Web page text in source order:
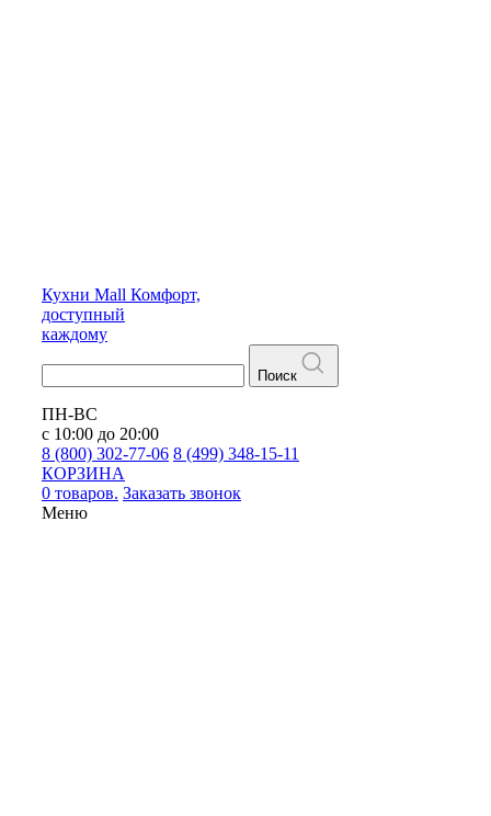
Кухни Mall Комфорт,
доступный
каждому
Поиск
ПН-ВС
с 10:00 до 20:00
8 (800) 302-77-06 8 (499) 348-15-11
КОРЗИНА
0 товаров. Заказать звонок
Меню